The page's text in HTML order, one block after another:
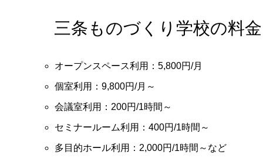
三条ものづくり学校の料金
オープンスペース利用：5,800円/月
個室利用：9,800円/月～
会議室利用：200円/1時間～
セミナールーム利用：400円/1時間～
多目的ホール利用：2,000円/1時間～など